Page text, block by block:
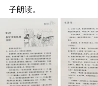
子朗读。